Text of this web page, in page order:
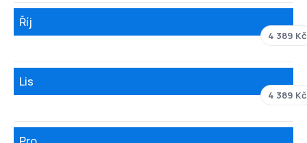
Říj
4 389 Kč
Lis
4 389 Kč